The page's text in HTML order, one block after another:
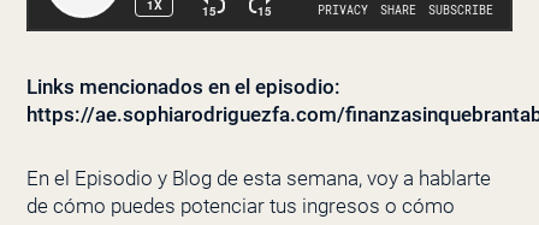
Links mencionados en el episodio:
https://ae.sophiarodriguezfa.com/
En el Episodio y Blog de esta semana, voy a hablarte
de cómo puedes potenciar tus ingresos o cómo